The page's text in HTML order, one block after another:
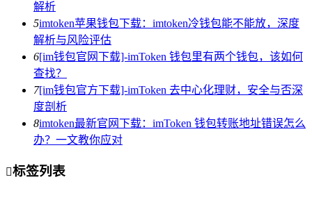
解析
5imtoken苹果钱包下载：imtoken冷钱包能不能放，深度
解析与风险评估
6[im钱包官网下载]-imToken 钱包里有两个钱包，该如何
查找？
7[im钱包官方下载]-imToken 去中心化理财，安全与否深
度剖析
8imtoken最新官网下载：imToken 钱包转账地址错误怎么
办？一文教你应对
标签列表